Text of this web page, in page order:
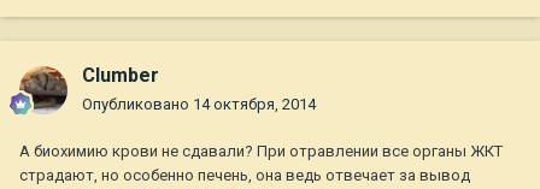
Clumber
Опубликовано 14 октября, 2014
А биохимию крови не сдавали? При отравлении все органы ЖКТ
страдают, но особенно печень, она ведь отвечает за вывод